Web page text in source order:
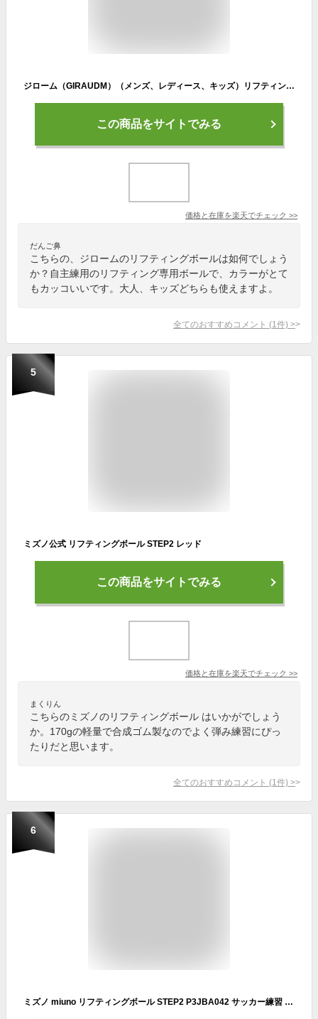
ジローム（GIRAUDM）（メンズ、レディース、キッズ）リフティングボール 自主練用 750GM1ZK5702 YEL
この商品をサイトでみる
価格と在庫を楽天でチェック >>
だんご鼻
こちらの、ジロームのリフティングボールは如何でしょう
か？自主練用のリフティング専用ボールで、カラーがとて
もカッコいいです。大人、キッズどちらも使えますよ。
全てのおすすめコメント (1 件) >
5
ミズノ公式 リフティングボール STEP2 レッド
この商品をサイトでみる
価格と在庫を楽天でチェック >>
まくりん
こちらのミズノのリフティングボール はいかがでしょう
か。170gの軽量で合成ゴム製なのでよく弾み練習にぴっ
たりだと思います。
全てのおすすめコメント (1 件) >
6
ミズノ miuno リフティングボール STEP2 P3JBA042 サッカー練習 サッカートレーニング ボール リフティング